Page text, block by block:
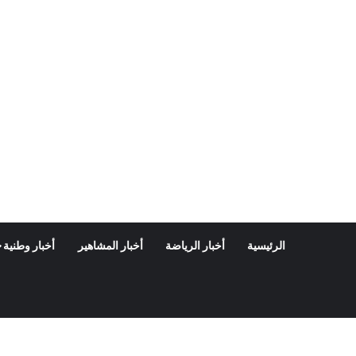
الرئيسية أخبار الرياضة أخبار المشاهير أخبار وطنية